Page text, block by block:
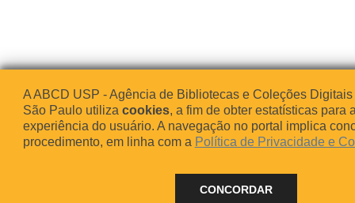
A ABCD USP - Agência de Bibliotecas e Coleções
São Paulo utiliza cookies, a fim de obter estatísticas para
experiência do usuário. A navegação no portal implica
procedimento, em linha com a Política de Privacidade e
CONCORDAR